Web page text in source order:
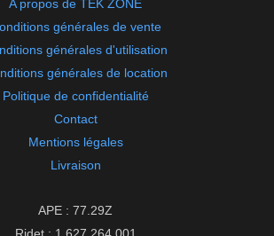
A propos de TEK ZONE
générales de vente
générales d'utilisation
générales de location
Politique de confidentialité
Contact
Mentions légales
Livraison
APE : 77.29Z